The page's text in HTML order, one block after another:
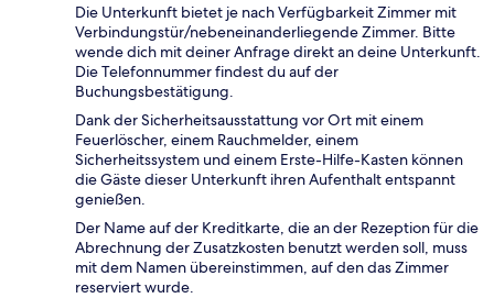
Die Unterkunft bietet je nach Verfügbarkeit Zimmer mit
Verbindungstür/nebeneinanderliegende Zimmer. Bitte
wende dich mit deiner Anfrage direkt an deine Unterkunft.
Die Telefonnummer findest du auf der
Buchungsbestätigung.
Dank der Sicherheitsausstattung vor Ort mit einem
Feuerlöscher, einem Rauchmelder, einem
Sicherheitssystem und einem Erste-Hilfe-Kasten können
die Gäste dieser Unterkunft ihren Aufenthalt entspannt
genießen.
Der Name auf der Kreditkarte, die an der Rezeption für die
Abrechnung der Zusatzkosten benutzt werden soll, muss
mit dem Namen übereinstimmen, auf den das Zimmer
reserviert wurde.